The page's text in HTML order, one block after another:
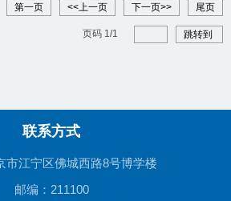
第一页 <<上一页 下一页>> 尾页
页码 1 /1 跳转到
联系方式
市江宁区佛城西路8号博学楼
邮编：211100